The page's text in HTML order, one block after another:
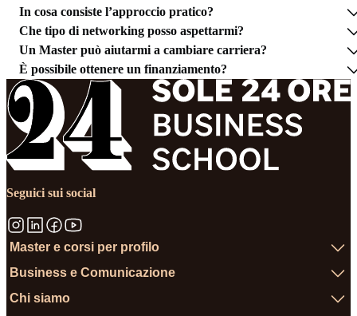
In cosa consiste l’approccio pratico?
Che tipo di networking posso aspettarmi?
Un Master può aiutarmi a cambiare carriera?
È possibile ottenere un finanziamento?
Seguici sui social
Master e corsi per profilo
Business e Comunicazione
Chi siamo